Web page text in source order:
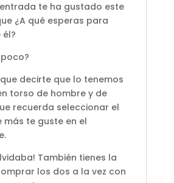
te ha gustado este
¿A qué esperas para
decirte que lo tenemos
torso de hombre y de
recuerda seleccionar el
más te guste en el
También tienes la
los dos a la vez con